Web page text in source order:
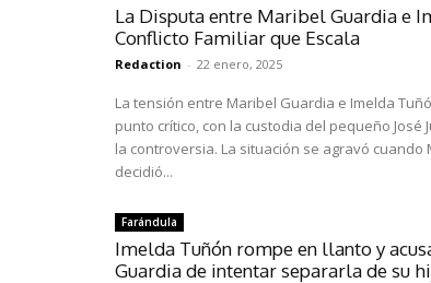
La Disputa entre Maribel Guardia e
Conflicto Familiar que Escala
Redaction - 22 enero, 2025
La tensión entre Maribel Guardia e Imelda
punto crítico, con la custodia del pequeño José
la controversia. La situación se agravó cuando
decidió...
Farándula
Imelda Tuñón rompe en llanto y
Guardia de intentar separarla de su